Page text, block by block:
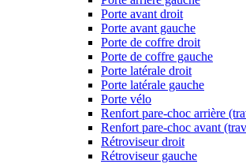
Porte avant droit
Porte avant gauche
Porte de coffre droit
Porte de coffre gauche
Porte latérale droit
Porte latérale gauche
Porte vélo
Renfort pare-choc arrière
Renfort pare-choc avant
Rétroviseur droit
Rétroviseur gauche